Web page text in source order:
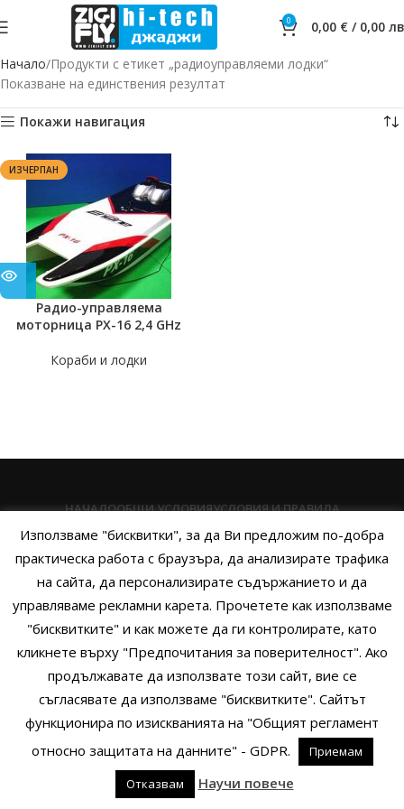
0 0,00 € / 0,00
Начало Продукти с етикет „радиоуправляеми лодки“
Показване на единствения резултат
Покажи навигация
ИЗЧЕРПАН
Радио-управляема
моторница PX-16 2,4 GHz
Кораби и лодки
НАЧАЛООБЩИ УСЛОВИЯУСЛОВИЯ И ПРАВИЛА
ПОЛИТИКА НА БИСКВИТКИТЕПОЛИТИКА ЗА ПОВЕРИТЕЛНОСТ
НАЧИНИ НА ПЛАЩАНЕИЗПРАТЕТЕ ЗАПИТВАНЕ
Copyright © 2014 - 2024 Zigifly.com — Developed byWe Work With
You
Използваме "бисквитки", за да Ви предложим по-добра
практическа работа с браузъра, да анализирате трафика
на сайта, да персонализирате съдържанието и да
управляваме рекламни карета. Прочетете как използваме
"бисквитките" и как можете да ги контролирате, като
кликнете върху "Предпочитания за поверителност". Ако
продължавате да използвате този сайт, вие се
съгласявате да използваме "бисквитките". Сайтът
функционира по изискванията на "Общият регламент
относно защитата на данните" - GDPR.
Приемам
Отказвам
Научи повече